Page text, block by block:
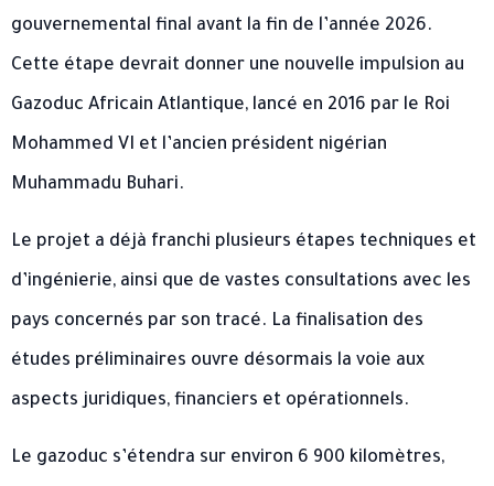
gouvernemental final avant la fin de l’année 2026.
Cette étape devrait donner une nouvelle impulsion au
Gazoduc Africain Atlantique, lancé en 2016 par le Roi
Mohammed VI et l’ancien président nigérian
Muhammadu Buhari.
Le projet a déjà franchi plusieurs étapes techniques et
d’ingénierie, ainsi que de vastes consultations avec les
pays concernés par son tracé. La finalisation des
études préliminaires ouvre désormais la voie aux
aspects juridiques, financiers et opérationnels.
Le gazoduc s’étendra sur environ 6 900 kilomètres,